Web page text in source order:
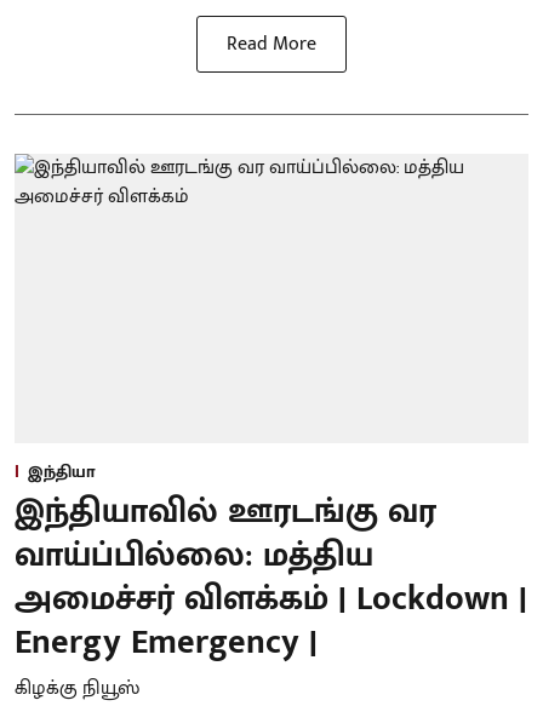
Read More
இந்தியா
இந்தியாவில் ஊரடங்கு வர
வாய்ப்பில்லை: மத்திய
அமைச்சர் விளக்கம் | Lockdown |
Energy Emergency |
கிழக்கு நியூஸ்